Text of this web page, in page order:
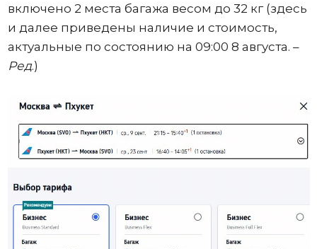
включено 2 места багажа весом до 32 кг (здесь
и далее приведены наличие и стоимость,
актуальные по состоянию на 09:00 8 августа. –
Ред.)